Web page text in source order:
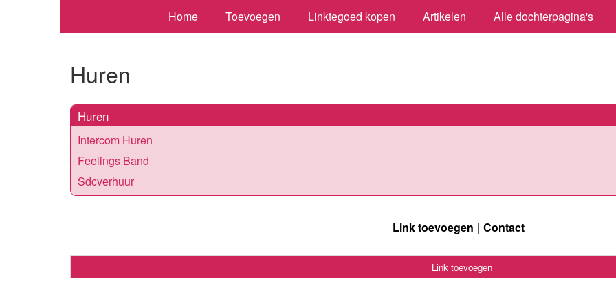
Home Toevoegen Linktegoed kopen Artikelen Alle dochterpagina's
Huren
Huren
Intercom Huren
Feelings Band
Sdcverhuur
Link toevoegen Contact
Link toevoegen